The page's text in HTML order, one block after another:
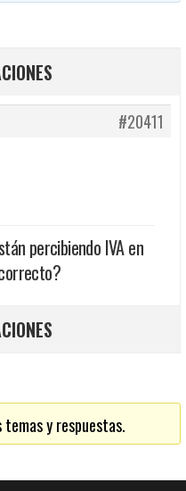
#20411
percibiendo IVA en
temas y respuestas.